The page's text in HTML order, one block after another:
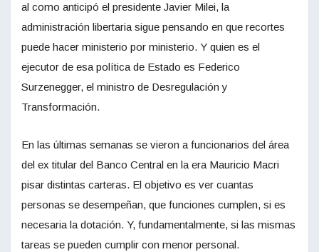
al como anticipó el presidente Javier Milei, la
administración libertaria sigue pensando en que recortes
puede hacer ministerio por ministerio. Y quien es el
ejecutor de esa política de Estado es Federico
Surzenegger, el ministro de Desregulación y
Transformación.
En las últimas semanas se vieron a funcionarios del área
del ex titular del Banco Central en la era Mauricio Macri
pisar distintas carteras. El objetivo es ver cuantas
personas se desempeñan, que funciones cumplen, si es
necesaria la dotación. Y, fundamentalmente, si las mismas
tareas se pueden cumplir con menor personal.